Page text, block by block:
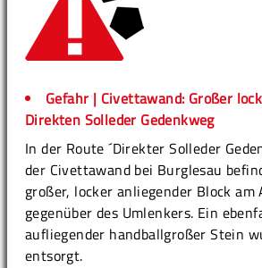
Gefahr | Civettawand: Großer
Direkten Solleder Gedenkweg
In der Route ´Direkter Solleder
der Civettawand bei Burglesau
großer, locker anliegender Block am
gegenüber des Umlenkers. Ein
aufliegender handballgroßer Stein
entsorgt.